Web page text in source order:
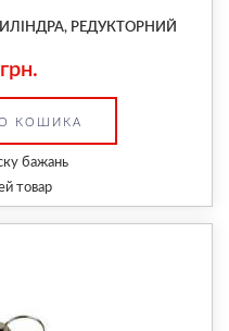
РЕДУКТОРНИЙ
КОШИКА
бажань
товар